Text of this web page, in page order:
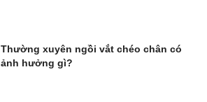
Thường xuyên ngồi vắt chéo chân có
ảnh hưởng gì?